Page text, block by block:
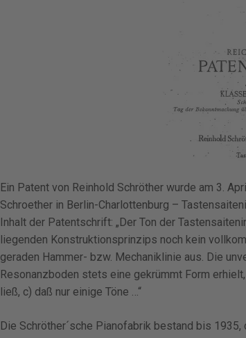
Ein Patent von Reinhold Schröther wurde am 3.
Schroether in Berlin-Charlottenburg –
Inhalt der Patentschrift: „Der Ton der
liegenden Konstruktionsprinzips noch kein
geraden Hammer- bzw. Mechaniklinie aus. Die
Resonanzboden stets eine gekrümmt Form
ließ, c) daß nur einige Töne …“
Die Schröther´sche Pianofabrik bestand bis 1935,